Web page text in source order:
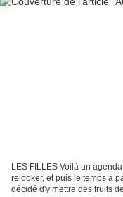
LES FILLES Voilà un
relooker, et puis le temps a
décidé d'y mettre des fruits